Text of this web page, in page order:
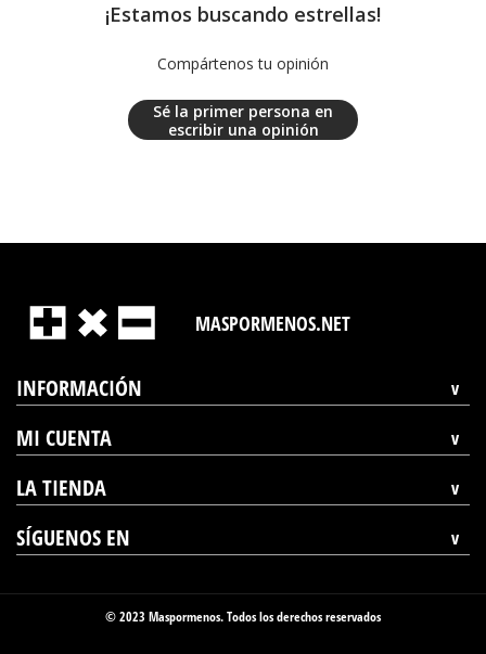
¡Estamos buscando estrellas!
Compártenos tu opinión
Sé la primer persona en
escribir una opinión
MASPORMENOS.NET
INFORMACIÓN
MI CUENTA
LA TIENDA
SÍGUENOS EN
© 2023 Maspormenos. Todos los derechos reservados